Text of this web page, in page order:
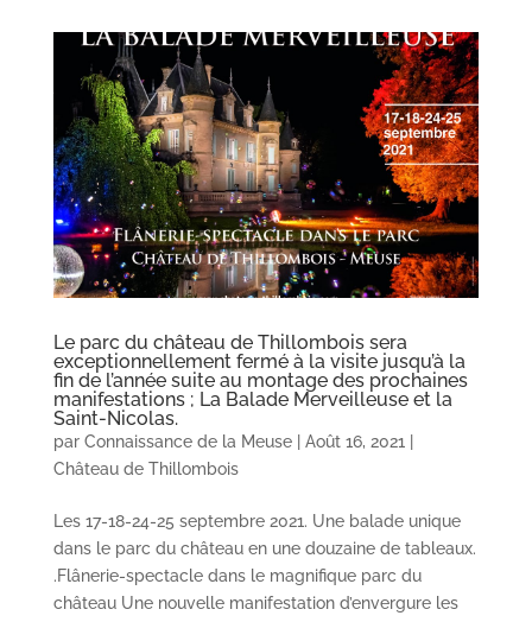
Le parc du château de Thillombois sera
exceptionnellement fermé à la visite jusqu’à la
fin de l’année suite au montage des prochaines
manifestations ; La Balade Merveilleuse et la
Saint-Nicolas.
par Connaissance de la Meuse| Août 16, 2021
Château de Thillombois
Les 17-18-24-25 septembre 2021. Une balade unique
dans le parc du château en une douzaine de tableaux.
.Flânerie-spectacle dans le magnifique parc du
château Une nouvelle manifestation d’envergure les